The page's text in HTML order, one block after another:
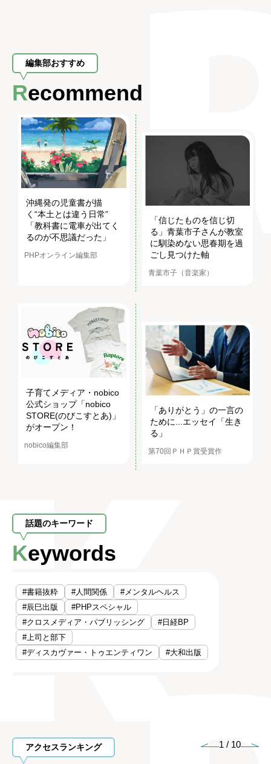
編集部おすすめ
Recommend
沖縄発の児童書が描
く“本土とは違う日常”
「教科書に電車が出てく
るのが不思議だった」
PHPオンライン編集部
「信じたものを信じ切
る」青葉市子さんが教室
に馴染めない思春期を過
ごし見つけた軸
青葉市子（音楽家）
子育てメディア・nobico
公式ショップ「nobico
STORE(のびこすとあ)」
がオープン！
nobico編集部
「ありがとう」の一言の
ために...エッセイ「生き
る」
第70回ＰＨＰ賞受賞作
話題のキーワード
Keywords
#書籍抜粋 #人間関係
#メンタルヘルス
#辰巳出版
#PHPスペシャル
#クロスメディア・パブリッシング
#日経BP
#上司と部下
#ディスカヴァー・トゥエンティワン
#大和出版
アクセスランキング 1 / 10